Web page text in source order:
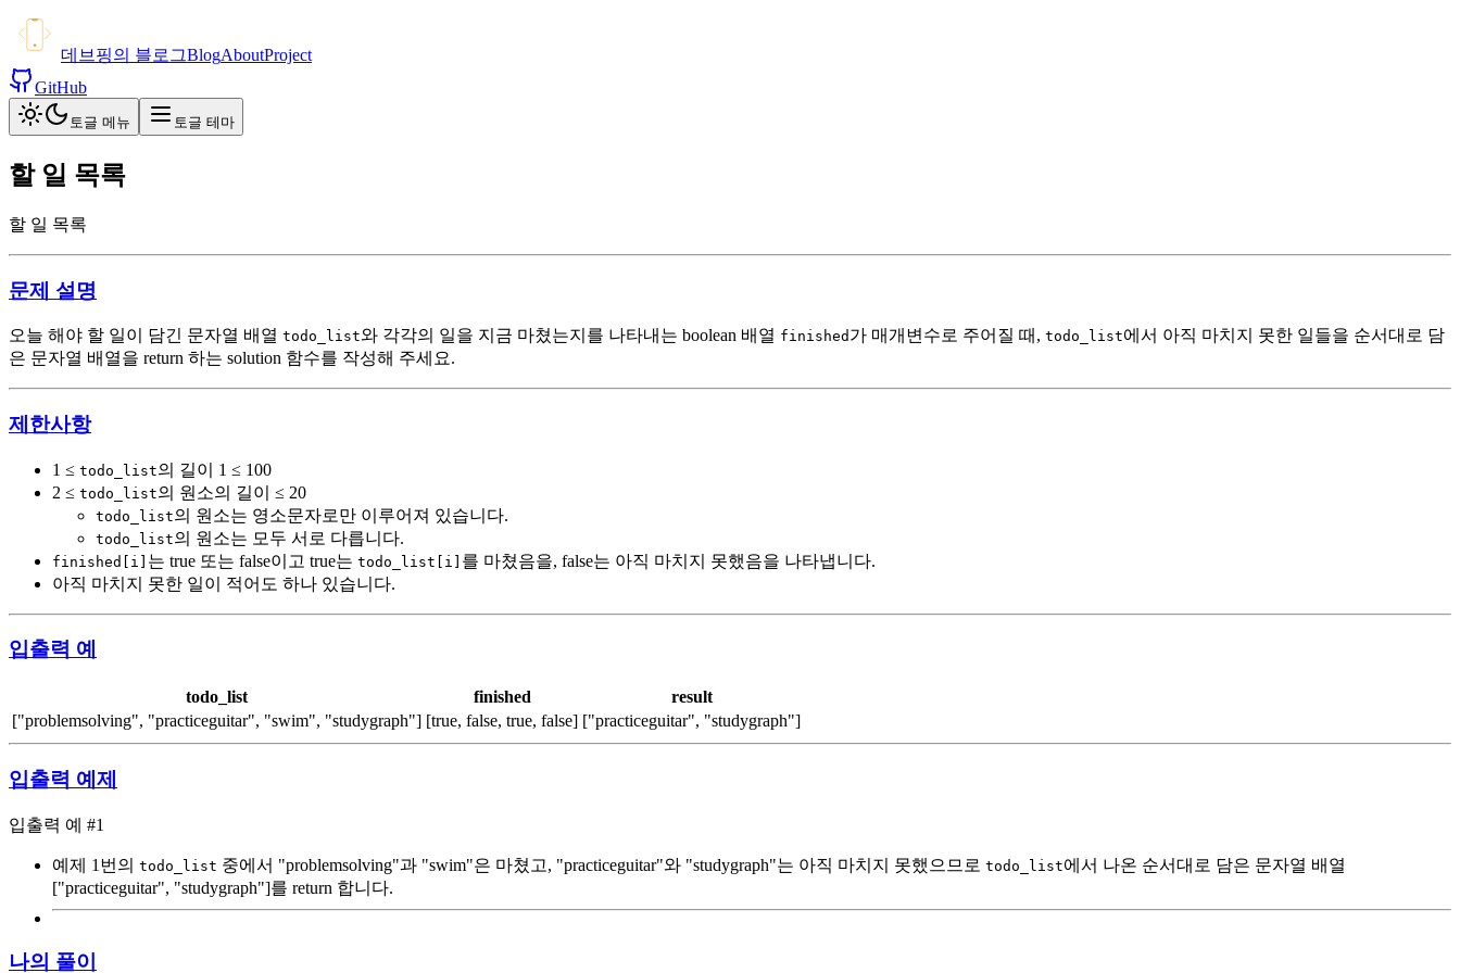
데브핑의 블로그BlogAboutProject
GitHub
토글 메뉴 토글 테마
할 일 목록
할 일 목록
문제 설명
오늘 해야 할 일이 담긴 문자열 배열 todo_list와 각각의 일을 지금 마쳤는지를 나타내는 boolean 배열 finished 가 매개변수로 주어질 때, todo_list에서 아직 마치지 못한 일들을 순서대로 담
은 문자열 배열을 return 하는 solution 함수를 작성해 주세요.
제한사항
1 ≤ todo_list의 길이 1 ≤ 100
2 ≤ todo_list의 원소의 길이 ≤ 20
todo_list의 원소는 영소문자로만 이루어져 있습니다.
todo_list의 원소는 모두 서로 다릅니다.
finished[i] 는 true 또는 false이고 true는 todo_list[i] 를 마쳤음을, false는 아직 마치지 못했음을 나타냅니다.
아직 마치지 못한 일이 적어도 하나 있습니다.
입출력 예
todo_list finished
result
["problemsolving", "practiceguitar", "swim", "studygraph"] [true, false, true, false] ["practiceguitar", "studygraph"]
입출력 예제
입출력 예 #1
예제 1번의 todo_list 중에서 "problemsolving"과 "swim"은 마쳤고, "practiceguitar"와 "studygraph"는 아직 마치지 못했으므로 todo_list에서 나온 순서대로 담은 문자열 배열
["practiceguitar", "studygraph"]를 return 합니다.
나의 풀이